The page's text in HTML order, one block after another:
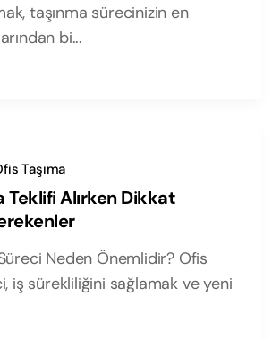
taşınma sürecinizin en
bi...
Taşıma
Teklifi Alırken Dikkat
Neden Önemlidir? Ofis
iş sürekliliğini sağlamak ve yeni